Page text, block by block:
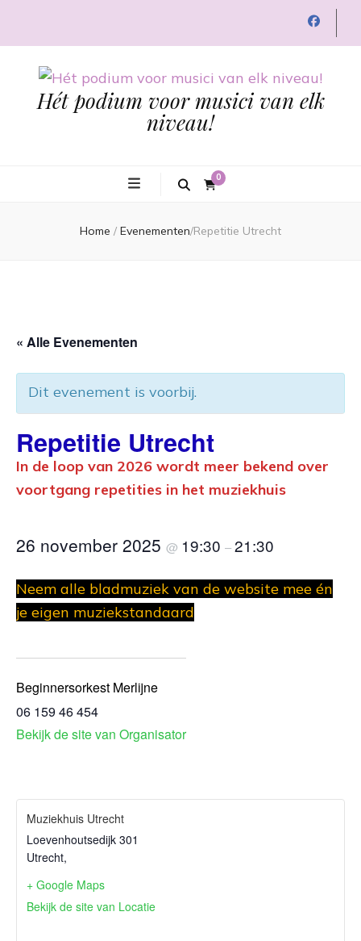
Hét podium voor musici van elk
niveau!
0
Home / Evenementen/Repetitie Utrecht
« Alle Evenementen
Dit evenement is voorbij.
Repetitie Utrecht
In de loop van 2026 wordt meer bekend over
voortgang repetities in het muziekhuis
26 november 2025 @ 19:30 –21:30
Neem alle bladmuziek van de website mee én
je eigen muziekstandaard
Beginnersorkest Merlijne
06 159 46 454
Bekijk de site van Organisator
Muziekhuis Utrecht
Loevenhoutsedijk 301
Utrecht,
+ Google Maps
Bekijk de site van Locatie